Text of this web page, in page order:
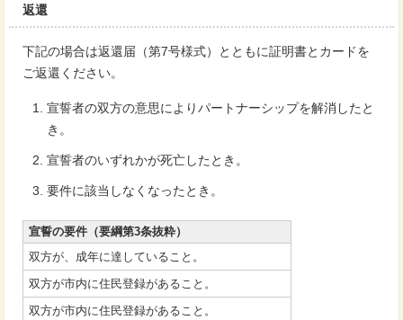
返還
下記の場合は返還届（第7号様式）とともに証明書とカードを
ご返還ください。
宣誓者の双方の意思によりパートナーシップを解消したと
き。
宣誓者のいずれかが死亡したとき。
要件に該当しなくなったとき。
宣誓の要件（要綱第3条抜粋）
双方が、成年に達していること。
双方が市内に住民登録があること。
双方が市内に住民登録があること。